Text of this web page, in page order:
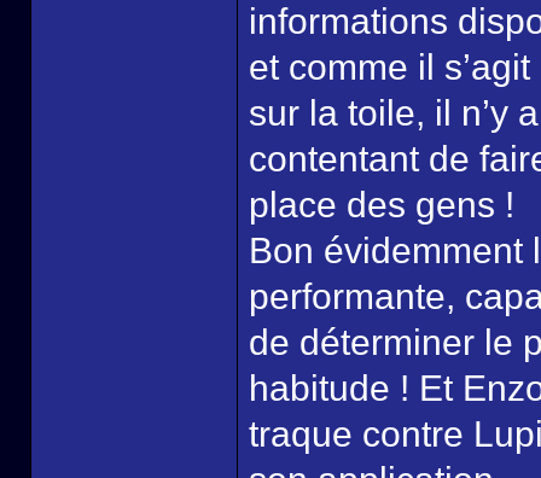
informations
et comme il
sur la toile, il n’y
contentant de
place des gens !
Bon évidemment
performante,
de déterminer le
habitude ! Et
traque contre